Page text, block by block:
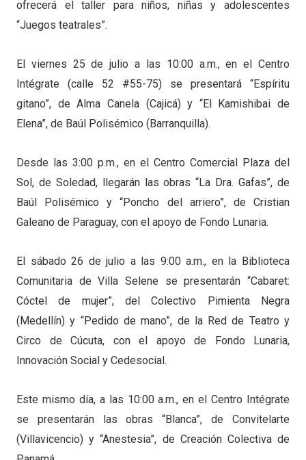
ofrecerá el taller para niños, niñas y adolescentes
“Juegos teatrales”.
El viernes 25 de julio a las 10:00 a.m., en el Centro
Intégrate (calle 52 #55-75) se presentará “Espíritu
gitano”, de Alma Canela (Cajicá) y “El Kamishibai de
Elena”, de Baúl Polisémico (Barranquilla).
Desde las 3:00 p.m., en el Centro Comercial Plaza del
Sol, de Soledad, llegarán las obras “La Dra. Gafas”, de
Baúl Polisémico y “Poncho del arriero”, de Cristian
Galeano de Paraguay, con el apoyo de Fondo Lunaria.
El sábado 26 de julio a las 9:00 a.m., en la Biblioteca
Comunitaria de Villa Selene se presentarán “Cabaret:
Cóctel de mujer”, del Colectivo Pimienta Negra
(Medellín) y “Pedido de mano”, de la Red de Teatro y
Circo de Cúcuta, con el apoyo de Fondo Lunaria,
Innovación Social y Cedesocial.
Este mismo día, a las 10:00 a.m., en el Centro Intégrate
se presentarán las obras “Blanca”, de Convitelarte
(Villavicencio) y “Anestesia”, de Creación Colectiva de